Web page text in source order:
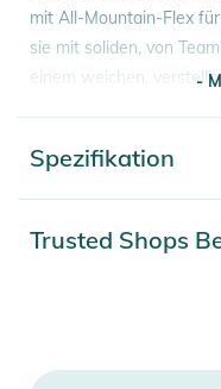
mit All-Mountain-Flex
sie mit soliden, von
einem weichen,
sondern schont auch
Winter mit der BOLT in
Eigenschaften:
- UNI-BODY CHASSIS/
-
Spezifikation
Trusted Shops